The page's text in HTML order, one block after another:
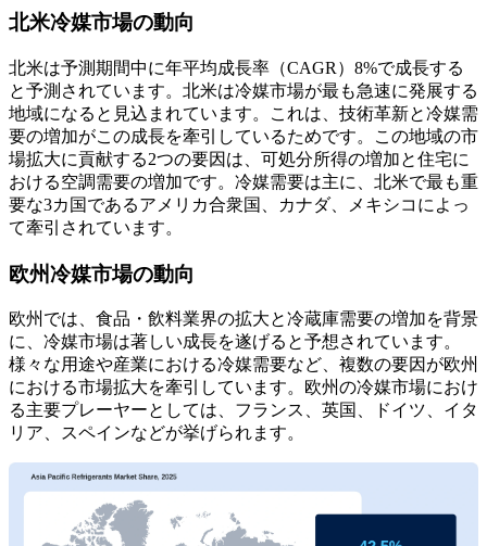
北米冷媒市場の動向
北米は予測期間中に年平均成長率（CAGR）8%で成長する
と予測されています。北米は冷媒市場が最も急速に発展する
地域になると見込まれています。これは、技術革新と冷媒需
要の増加がこの成長を牽引しているためです。この地域の市
場拡大に貢献する2つの要因は、可処分所得の増加と住宅に
おける空調需要の増加です。冷媒需要は主に、北米で最も重
要な3カ国であるアメリカ合衆国、カナダ、メキシコによっ
て牽引されています。
欧州冷媒市場の動向
欧州では、食品・飲料業界の拡大と冷蔵庫需要の増加を背景
に、冷媒市場は著しい成長を遂げると予想されています。
様々な用途や​​産業における冷媒需要など、複数の要因が欧州
における市場拡大を牽引しています。欧州の冷媒市場におけ
る主要プレーヤーとしては、フランス、英国、ドイツ、イタ
リア、スペインなどが挙げられます。